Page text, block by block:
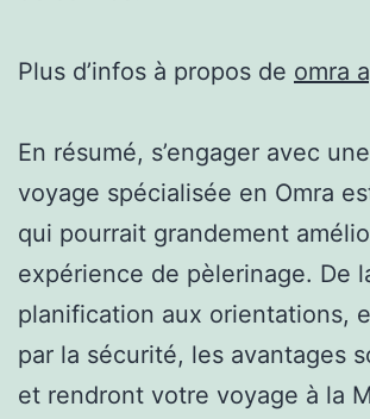
Plus d’infos à propos de omra
En résumé, s’engager avec
voyage spécialisée en Omra
qui pourrait grandement
expérience de pèlerinage. De
planification aux orientations,
par la sécurité, les avantages
et rendront votre voyage à la